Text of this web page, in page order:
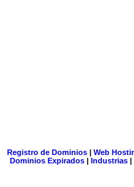
Registro de Dominios| Web
Dominios Expirados | Industrias |